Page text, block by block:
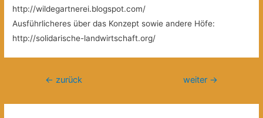
http://wildegartnerei.blogspot.com/
Ausführlicheres über das Konzept sowie andere Höfe:
http://solidarische-landwirtschaft.org/
Beitragsnavigation
← zurück weiter →